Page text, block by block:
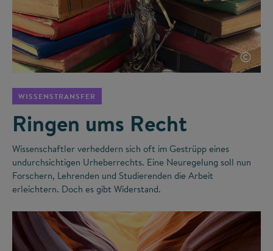
©
WISSENSTRANSFER
Ringen ums Recht
Wissenschaftler verheddern sich oft im Gestrüpp eines
undurchsichtigen Urheberrechts. Eine Neuregelung soll nun
Forschern, Lehrenden und Studierenden die Arbeit
erleichtern. Doch es gibt Widerstand.